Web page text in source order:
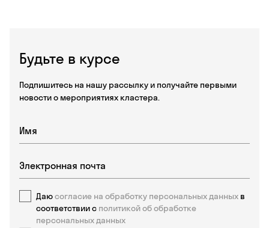
Будьте в курсе
Подпишитесь на нашу рассылку и получайте первыми
новости о мероприятиях кластера.
Даюсогласие на обработку персональных данных в
соответствии с политикой об обработке
персональных данных